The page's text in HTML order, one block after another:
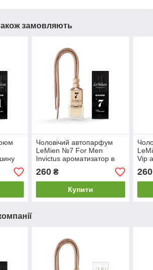
замовляють
Чоловічий автопарфум
LeMien №7 For Men
Invictus ароматизатор в
машину
260₴
Купити
Vip
260